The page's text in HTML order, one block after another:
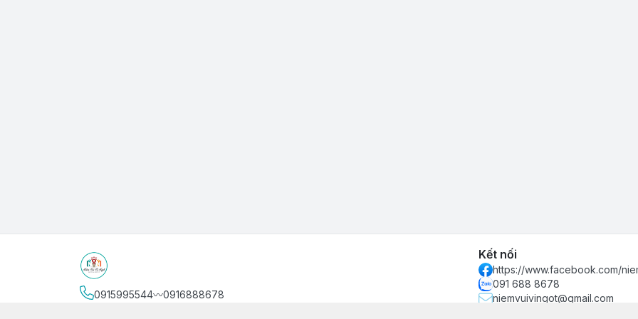
0915995544〰️0916888678
Kết nối
https://www.facebook.com/
091 688 8678
niemvuivingot@gmail.com